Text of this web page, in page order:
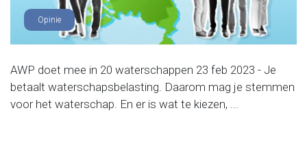
Opinie
AWP doet mee in 20 waterschappen 23 feb 2023 - Je
betaalt waterschapsbelasting. Daarom mag je stemmen
voor het waterschap. En er is wat te kiezen, ...